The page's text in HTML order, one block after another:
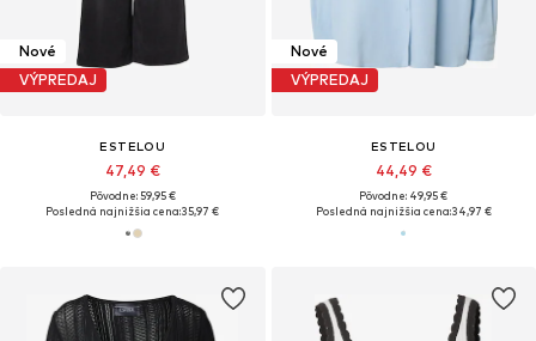
Nové
VÝPREDAJ
ESTELOU
47,49 €
Pôvodne: 59,95 €
Posledná najnižšia cena:35,97 €
Nové
VÝPREDAJ
ESTELOU
44,49 €
Pôvodne: 49,95 €
Posledná najnižšia cena:34,97 €